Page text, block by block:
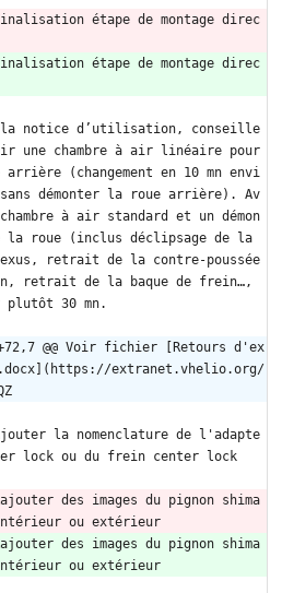
étape de montage direc
étape de montage direc
la notice d’utilisation, conseille
une chambre à air linéaire pour
arrière (changement en 10 mn envi
démonter la roue arrière). Av
à air standard et un démon
la roue (inclus déclipsage de la
retrait de la contre-poussée
retrait de la baque de frein…,
plutôt 30 mn.
@@ Voir fichier [Retours d'ex
extranet.vhelio.org/
la nomenclature de l'adapte
lock ou du frein center lock
des images du pignon shima
ou extérieur
des images du pignon shima
ou extérieur